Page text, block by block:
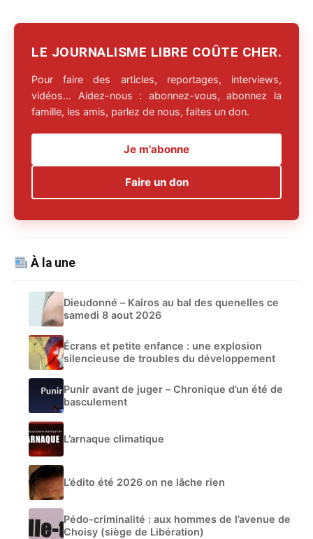
LE JOURNALISME LIBRE COÛTE CHER.
Pour faire des articles, reportages, interviews,
vidéos… Aidez-nous : abonnez-vous, abonnez la
famille, les amis, parlez de nous, faites un don.
Je m'abonne
Faire un don
À la une
Dieudonné – Kairos au bal des quenelles ce
samedi 8 aout 2026
Écrans et petite enfance : une explosion
silencieuse de troubles du développement
Punir avant de juger – Chronique d’un été de
basculement
L’arnaque climatique
L’édito été 2026 on ne lâche rien
Pédo-criminalité : aux hommes de l’avenue de
Choisy (siège de Libération)